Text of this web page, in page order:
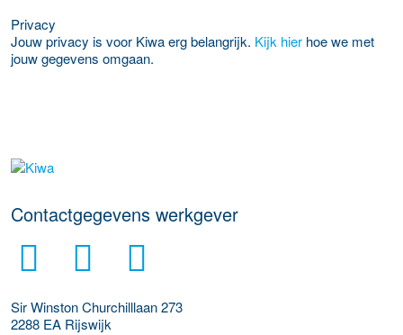
Privacy
Jouw privacy is voor Kiwa erg belangrijk. Kijk hier hoe we met
jouw gegevens omgaan.
Meer werkgever details
Contactgegevens werkgever
Sir Winston Churchilllaan 273
2288 EA Rijswijk